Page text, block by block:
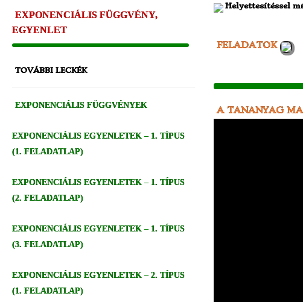
EXPONENCIÁLIS FÜGGVÉNY,
EGYENLET
TOVÁBBI LECKÉK
EXPONENCIÁLIS FÜGGVÉNYEK
EXPONENCIÁLIS EGYENLETEK – 1. TÍPUS
(1. FELADATLAP)
EXPONENCIÁLIS EGYENLETEK – 1. TÍPUS
(2. FELADATLAP)
EXPONENCIÁLIS EGYENLETEK – 1. TÍPUS
(3. FELADATLAP)
EXPONENCIÁLIS EGYENLETEK – 2. TÍPUS
(1. FELADATLAP)
Helyettesítéssel
FELADATOK
A TANANYAG